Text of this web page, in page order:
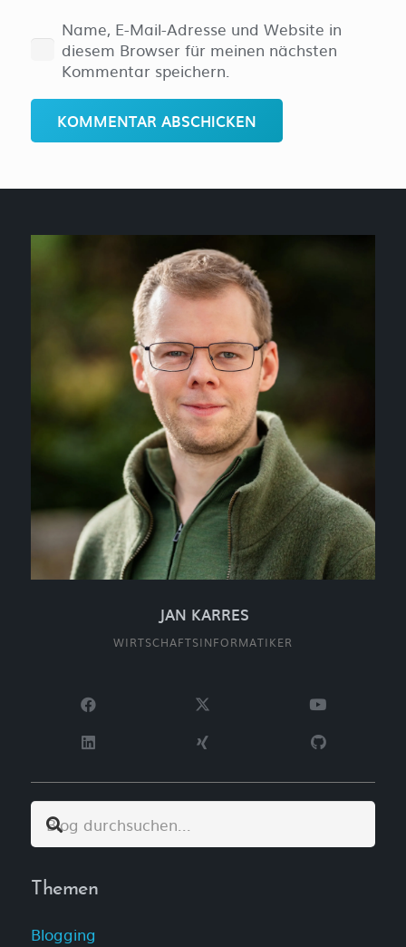
Name, E-Mail-Adresse und Website in
diesem Browser für meinen nächsten
Kommentar speichern.
KOMMENTAR ABSCHICKEN
JAN KARRES
WIRTSCHAFTSINFORMATIKER
Themen
Blogging